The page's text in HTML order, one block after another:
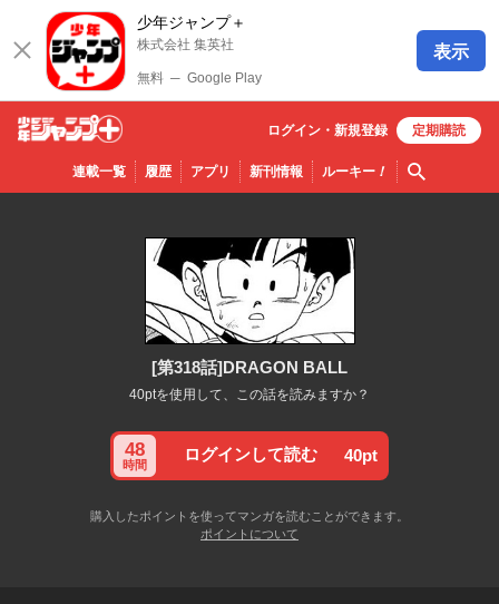
少年ジャンプ＋
株式会社 集英社
無料 ─ Google Play
表示
少年ジ
ャンプ
連載一覧 履歴 アプリ 新刊情報 ルーキー！ 検索
ログイン・ 新規登録 定期購読
[第318話]DRAGON BALL
40ptを使用して、この話を読みますか？
48
時間
ログインして読む 40pt
購入したポイントを使ってマンガを読むことができます。
ポイントについて